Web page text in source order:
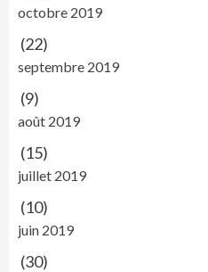
octobre 2019
(22)
septembre 2019
(9)
août 2019
(15)
juillet 2019
(10)
juin 2019
(30)